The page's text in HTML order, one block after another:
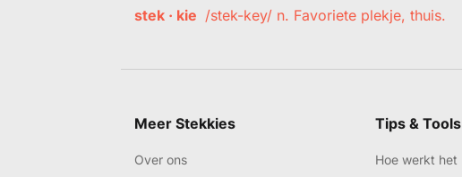
stek · kie /stek-key/ n. Favoriete plekje, thuis.
Meer Stekkies
Over ons
Tips & Tools
Hoe werkt het